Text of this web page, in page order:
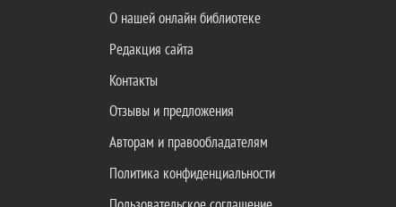
О нашей онлайн библиотеке
Редакция сайта
Контакты
Отзывы и предложения
Авторам и правообладателям
Политика конфиденциальности